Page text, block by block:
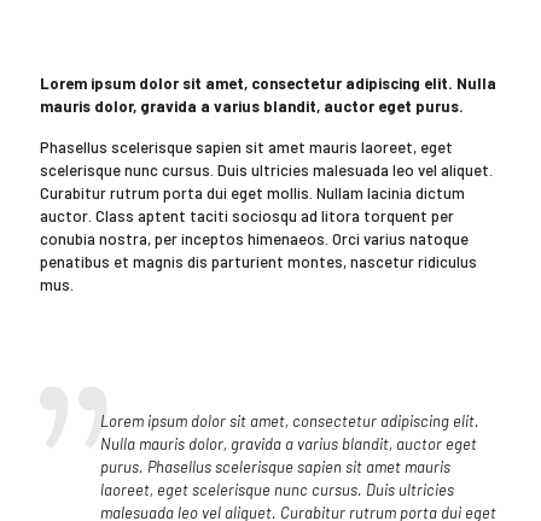
Lorem ipsum dolor sit amet, consectetur adipiscing elit. Nulla
mauris dolor, gravida a varius blandit, auctor eget purus.
Phasellus scelerisque sapien sit amet mauris laoreet, eget
scelerisque nunc cursus. Duis ultricies malesuada leo vel aliquet.
Curabitur rutrum porta dui eget mollis. Nullam lacinia dictum
auctor. Class aptent taciti sociosqu ad litora torquent per
conubia nostra, per inceptos himenaeos. Orci varius natoque
penatibus et magnis dis parturient montes, nascetur ridiculus
mus.
Lorem ipsum dolor sit amet, consectetur adipiscing elit.
Nulla mauris dolor, gravida a varius blandit, auctor eget
purus. Phasellus scelerisque sapien sit amet mauris
laoreet, eget scelerisque nunc cursus. Duis ultricies
malesuada leo vel aliquet. Curabitur rutrum porta dui eget